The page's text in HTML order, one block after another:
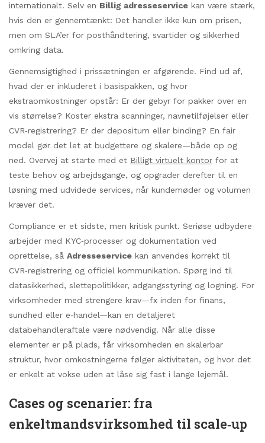
internationalt. Selv en Billig adresseservice kan være stærk,
hvis den er gennemtænkt: Det handler ikke kun om prisen,
men om SLA’er for posthåndtering, svartider og sikkerhed
omkring data.
Gennemsigtighed i prissætningen er afgørende. Find ud af,
hvad der er inkluderet i basispakken, og hvor
ekstraomkostninger opstår: Er der gebyr for pakker over en
vis størrelse? Koster ekstra scanninger, navnetilføjelser eller
CVR‑registrering? Er der depositum eller binding? En fair
model gør det let at budgettere og skalere—både op og
ned. Overvej at starte med et Billigt virtuelt kontor for at
teste behov og arbejdsgange, og opgrader derefter til en
løsning med udvidede services, når kundemøder og volumen
kræver det.
Compliance er et sidste, men kritisk punkt. Seriøse udbydere
arbejder med KYC‑processer og dokumentation ved
oprettelse, så Adresseservice kan anvendes korrekt til
CVR‑registrering og officiel kommunikation. Spørg ind til
datasikkerhed, slettepolitikker, adgangsstyring og logning. For
virksomheder med strengere krav—fx inden for finans,
sundhed eller e‑handel—kan en detaljeret
databehandleraftale være nødvendig. Når alle disse
elementer er på plads, får virksomheden en skalerbar
struktur, hvor omkostningerne følger aktiviteten, og hvor det
er enkelt at vokse uden at låse sig fast i lange lejemål.
Cases og scenarier: fra
enkeltmandsvirksomhed til scale‑up